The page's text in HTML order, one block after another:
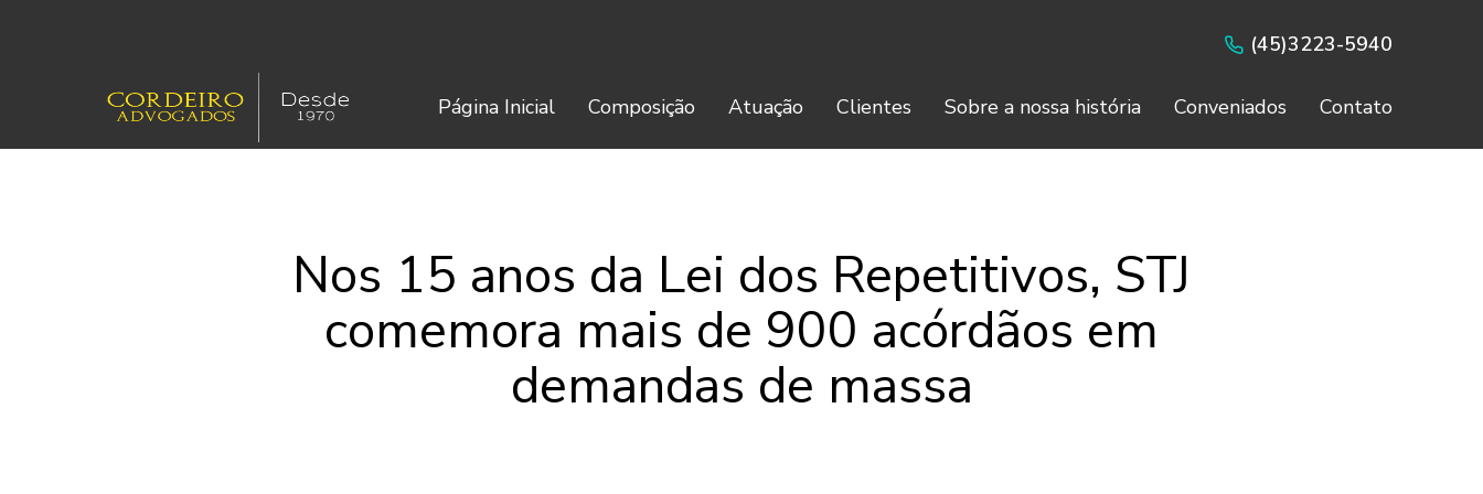
(45)3223-5940
Página Inicial Composição Atuação Clientes Sobre a nossa história Conveniados Contato
Nos 15 anos da Lei dos Repetitivos, STJ
comemora mais de 900 acórdãos em
demandas de massa